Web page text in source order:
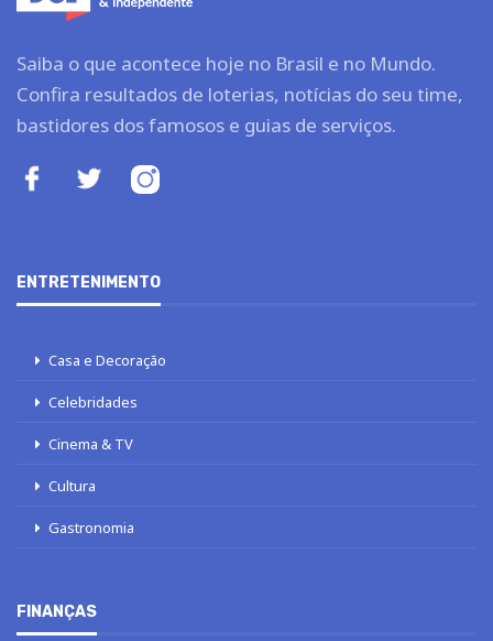
Saiba o que acontece hoje no Brasil e no Mundo.
Confira resultados de loterias, notícias do seu time,
bastidores dos famosos e guias de serviços.
ENTRETENIMENTO
Casa e Decoração
Celebridades
Cinema & TV
Cultura
Gastronomia
FINANÇAS